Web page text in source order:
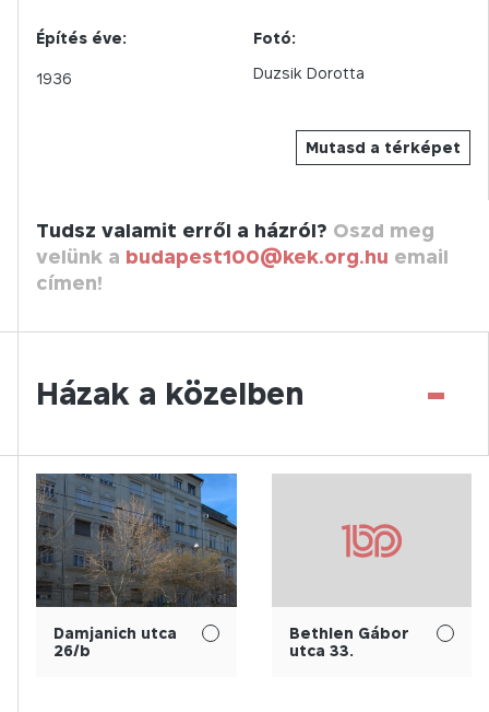
Mutasd a térképet
Építés éve:
1936
Fotó:
Duzsik Dorotta
Tudsz valamit erről a házról? Oszd meg
velünk a budapest100@kek.org.hu email
címen!
Házak a közelben -
Damjanich utca
26/b
Bethlen Gábor
utca 33.